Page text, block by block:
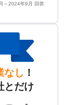
～2024年9月 回答
なし ！
とだけ